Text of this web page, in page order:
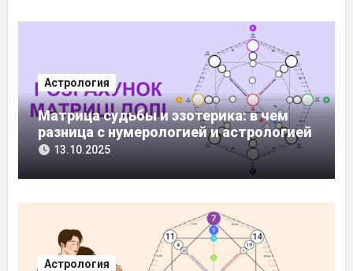
Астрология
Матрица судьбы и эзотерика: в чем
разница с нумерологией и астрологией
13.10.2025
Астрология